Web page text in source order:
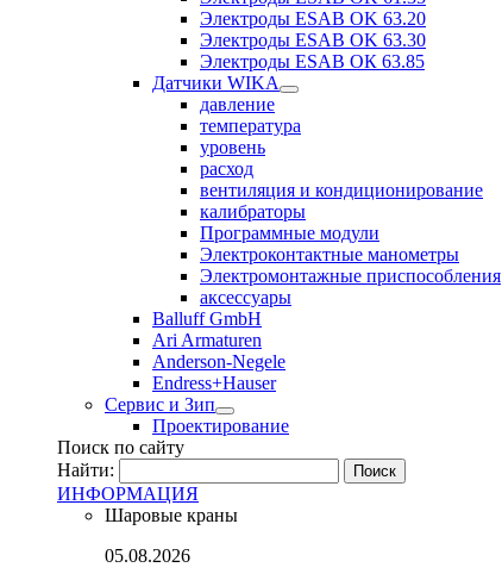
Электроды ESAB OK 63.20
Электроды ESAB OK 63.30
Электроды ESAB ОК 63.85
Датчики WIKA
давление
температура
уровень
расход
вентиляция и кондиционирование
калибраторы
Программные модули
Электроконтактные манометры
Электромонтажные приспособления
аксессуары
Balluff GmbH
Ari Armaturen
Anderson-Negele
Endress+Hauser
Сервис и Зип
Проектирование
Поиск по сайту
Найти:
ИНФОРМАЦИЯ
Шаровые краны
05.08.2026